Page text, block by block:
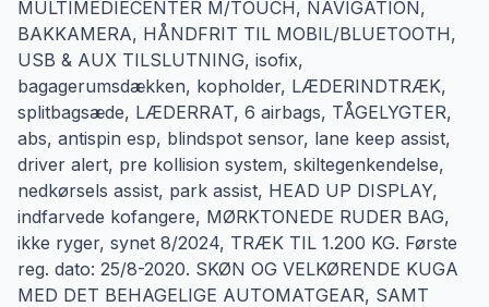
MULTIMEDIECENTER M/TOUCH, NAVIGATION,
BAKKAMERA, HÅNDFRIT TIL MOBIL/BLUETOOTH,
USB & AUX TILSLUTNING, isofix,
bagagerumsdækken, kopholder, LÆDERINDTRÆK,
splitbagsæde, LÆDERRAT, 6 airbags, TÅGELYGTER,
abs, antispin esp, blindspot sensor, lane keep assist,
driver alert, pre kollision system, skiltegenkendelse,
nedkørsels assist, park assist, HEAD UP DISPLAY,
indfarvede kofangere, MØRKTONEDE RUDER BAG,
ikke ryger, synet 8/2024, TRÆK TIL 1.200 KG. Første
reg. dato: 25/8-2020. SKØN OG VELKØRENDE KUGA
MED DET BEHAGELIGE AUTOMATGEAR, SAMT